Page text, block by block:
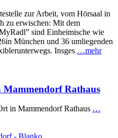
zur Arbeit, vom Hörsaal in
zu erwischen: Mit dem
sind Einheimische wie
München und 36 umliegenden
Insges …mehr
Rathaus
in Mammendorf Rathaus …